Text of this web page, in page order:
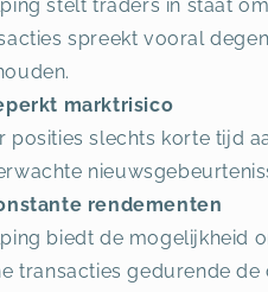
stelt traders in staat
spreekt vooral
marktrisico
posities slechts korte tijd
rendementen
biedt de mogelijkheid
transacties gedurende